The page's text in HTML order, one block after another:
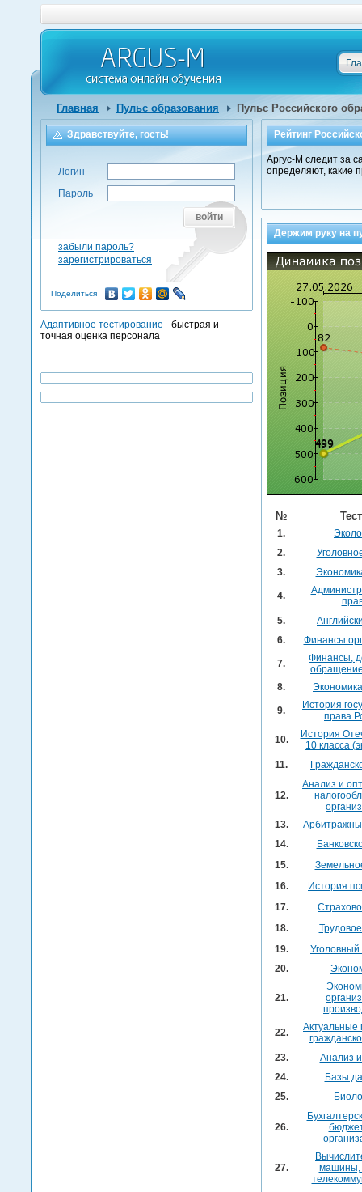
Главная Пульс образования Пульс Российского
Рейтинг
Аргус-М следит за
определяют, какие
Держим руку на
№
1.
2.
3.
4.
5.
6.
Финансы
7.
Финансы,
8.
9.
История
права
10.
История
10 класса
11.
12.
Анализ и
13.
14.
15.
16.
История
17.
18.
19.
Уголовный
20.
21.
22.
23.
Анализ
24.
Базы
25.
26.
27.
машины,
Здравствуйте, гость!
Логин
Пароль
войти
забыли пароль?
зарегистрироваться
Поделиться
Адаптивное тестирование - быстрая и
точная оценка персонала